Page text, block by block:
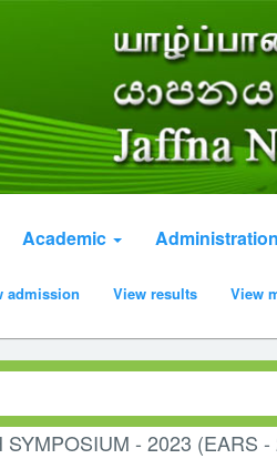
Academic Administration
admission View results View
- 2023 (EARS -